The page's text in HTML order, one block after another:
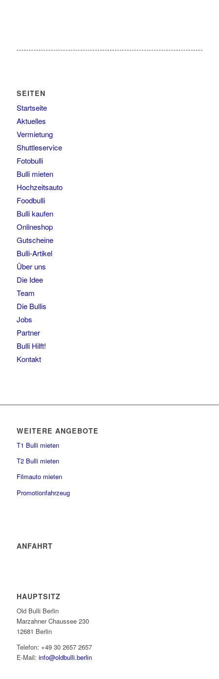
SEITEN
Startseite
Aktuelles
Vermietung
Shuttleservice
Fotobulli
Bulli mieten
Hochzeitsauto
Foodbulli
Bulli kaufen
Onlineshop
Gutscheine
Bulli-Artikel
Über uns
Die Idee
Team
Die Bullis
Jobs
Partner
Bulli Hilft!
Kontakt
WEITERE ANGEBOTE
T1 Bulli mieten
T2 Bulli mieten
Filmauto mieten
Promotionfahrzeug
ANFAHRT
HAUPTSITZ
Old Bulli Berlin
Marzahner Chaussee 230
12681 Berlin
Telefon: +49 30 2657 2657
E-Mail: info@oldbulli.berlin